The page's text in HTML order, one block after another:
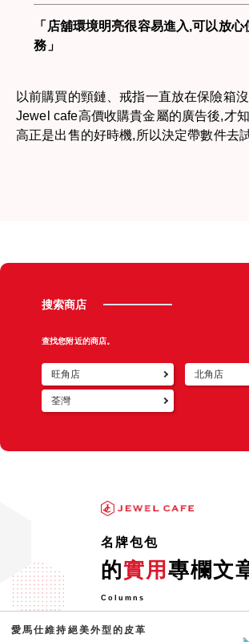
很多呦！」我終於放下來。最後對貴金
滿意,這次去看看真是太好了,我會再來光
「店舖環境明亮很容易進入,可以放心
務」
以前購買的頸鏈、戒指一直放在保險箱
Jewel cafe高價收購貴金屬的廣告後,才
高正是出售的好時機,所以決定帶數件去試
因爲是第一次使用收購服務所以有些擔
的用心服務讓我感到非常良好。
搜索商店
查找您附近的商店。
旺角店 北角店
荃灣
名牌包包
的實用 專欄文
Columns
愛馬仕維持絕美外型的皮革